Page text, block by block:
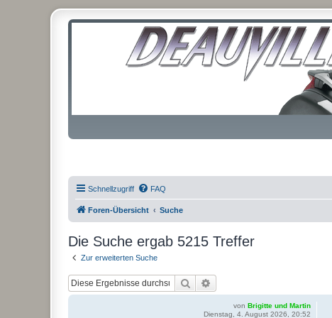
Schnellzugriff FAQ
Foren-Übersicht Suche
Die Suche ergab 5215 Treffer
Zur erweiterten Suche
Suche
von Brigitte und Martin
Dienstag, 4. August 2026, 20:52